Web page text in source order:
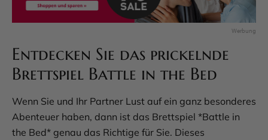
Entdecken Sie das prickelnde
Brettspiel Battle in the Bed
Wenn Sie und Ihr Partner Lust auf ein ganz besonderes
Abenteuer haben, dann ist das Brettspiel *Battle in
the Bed* genau das Richtige für Sie. Dieses